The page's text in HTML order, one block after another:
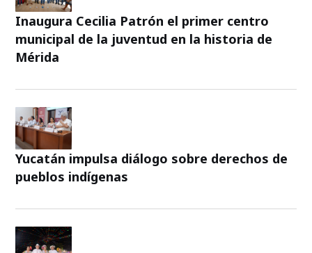
Inaugura Cecilia Patrón el primer centro
municipal de la juventud en la historia de
Mérida
Yucatán impulsa diálogo sobre derechos de
pueblos indígenas